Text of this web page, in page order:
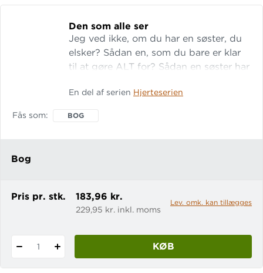
Den som alle ser
Jeg ved ikke, om du har en søster, du
elsker? Sådan en, som du bare er klar
til at gøre ALT for? Sådan en søster har
gudeskøn, og alle er helt vilde med
En del af serien Hjerteserien
Fås som BOG
Bog
Pris pr. stk. 183,96 kr.
229,95 kr. inkl. moms
Lev. omk. kan tillægges
1 KØB